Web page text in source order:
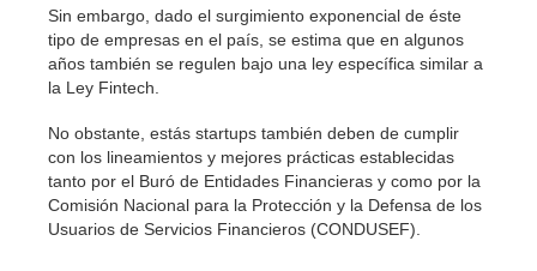
Sin embargo, dado el surgimiento exponencial de éste
tipo de empresas en el país, se estima que en algunos
años también se regulen bajo una ley específica similar a
la Ley Fintech.
No obstante, estás startups también deben de cumplir
con los lineamientos y mejores prácticas establecidas
tanto por el Buró de Entidades Financieras y como por la
Comisión Nacional para la Protección y la Defensa de los
Usuarios de Servicios Financieros (CONDUSEF).